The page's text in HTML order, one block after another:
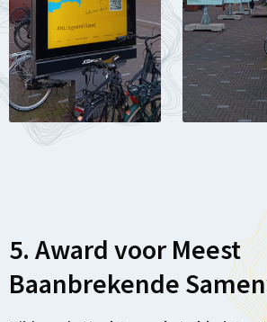
5. Award voor Meest
Baanbrekende